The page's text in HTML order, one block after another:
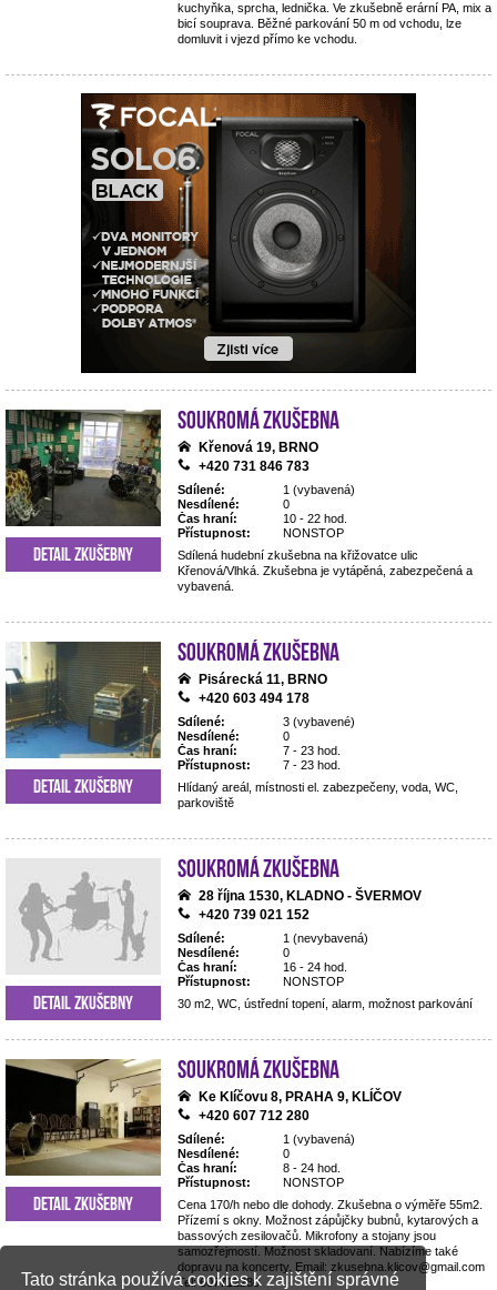
Tato stránka používá cookies k zajištění správné
kuchyňka, sprcha, lednička. Ve zkušebně erární PA, mix a
bicí souprava. Běžné parkování 50 m od vchodu, lze
domluvit i vjezd přímo ke vchodu.
Soukromá zkušebna
Křenová 19, BRNO
+420 731 846 783
Sdílené:
1 (vybavená)
Nesdílené:
0
Čas hraní:
10 - 22 hod.
Přístupnost:
NONSTOP
Sdílená hudební zkušebna na křižovatce ulic
Křenová/Vlhká. Zkušebna je vytápěná, zabezpečená a
vybavená.
Detail zkušebny
Soukromá zkušebna
Pisárecká 11, BRNO
+420 603 494 178
Sdílené:
3 (vybavené)
Nesdílené:
0
Čas hraní:
7 - 23 hod.
Přístupnost:
7 - 23 hod.
Hlídaný areál, místnosti el. zabezpečeny, voda, WC,
parkoviště
Detail zkušebny
Soukromá zkušebna
28 října 1530, KLADNO - ŠVERMOV
+420 739 021 152
Sdílené:
1 (nevybavená)
Nesdílené:
0
Čas hraní:
16 - 24 hod.
Přístupnost:
NONSTOP
30 m2, WC, ústřední topení, alarm, možnost parkování
Detail zkušebny
Soukromá zkušebna
Ke Klíčovu 8, PRAHA 9, KLÍČOV
+420 607 712 280
Sdílené:
1 (vybavená)
Nesdílené:
0
Čas hraní:
8 - 24 hod.
Přístupnost:
NONSTOP
Cena 170/h nebo dle dohody. Zkušebna o výměře 55m2.
Přízemí s okny. Možnost zápůjčky bubnů, kytarových a
bassových zesilovačů. Mikrofony a stojany jsou
samozřejmostí. Možnost skladovaní. Nabízíme také
dopravu na koncerty. Email: zkusebna.klicov@gmail.com
Tel: 607712280
Detail zkušebny